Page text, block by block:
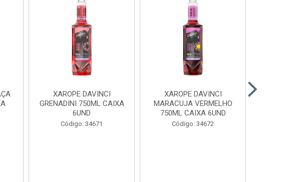
XAROPE DAVINCI
GRENADINI 750ML CAIXA
6UND
Código: 34671
XAROPE DAVINCI
MARACUJA VERMELHO
750ML CAIXA 6UND
Código: 34672